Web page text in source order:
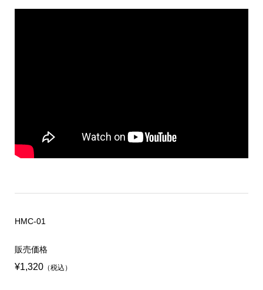
HMC-01
販売価格
¥1,320（税込）